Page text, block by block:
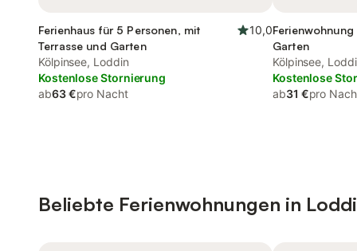
Ferienhaus für 5 Personen, mit
Terrasse und Garten
10,0
Kölpinsee, Loddin
Kostenlose Stornierung
ab63 €pro Nacht
Garten
Kölpinsee,
Kostenlose
ab31 €pro
Beliebte Ferienwohnungen in